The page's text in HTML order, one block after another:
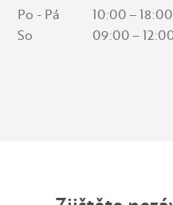
Po - Pá
10:00 – 18:00
So
09:00 –